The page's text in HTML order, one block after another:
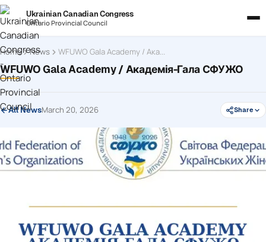
Ukrainian Canadian Congress
Ontario Provincial Council
Home News WFUWO Gala Academy / Академія-Гала СФУЖО
WFUWO Gala Academy / Академія-Гала СФУЖО
All NewsMarch 20, 2026 Share